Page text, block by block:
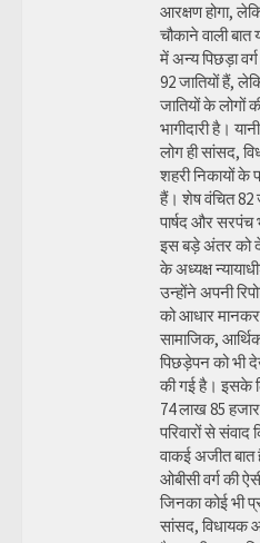
आरक्षण होगा,
चौकाने वाली
में अन्य पिछड़ा
92 जातियों हैं,
जातियों के लोगों
भागीदारी है।
लोग ही सांसद,
शहरी निकायों
हैं। शेष वंचित 82
पार्षद और सरपंच
इस बड़े अंतर को
के अध्यक्ष
उन्होंने अपनी
को आधार मानकर
सामाजिक,
पिछड़ेपन को भी
की गई है। इसके
74 लाख 85
परिवारों से संवाद
वाकई अजीत बात
ओबीसी वर्ग की
जिनका कोई भी
सांसद, विधायक